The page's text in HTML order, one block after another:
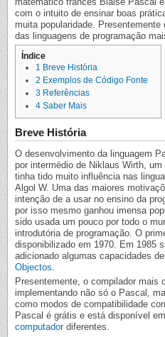
com o intuito de ensinar boas
muita popularidade.
das linguagens de programação
Índice
1 Breve História
2 Exemplos de Código Fonte
3 Referências
4 Saber Mais
Breve História
O desenvolvimento da linguagem
por intermédio de Niklaus Wirth,
tinha tido muito influência nas
Algol W. Uma das maiores
intenção de a usar no ensino da
por isso mesmo ganhou imensa
sido usada um pouco por todo o
introdutória de programação. O
disponibilizado em 1970. Em 1985
adicionado algumas capacidades de
Objectos
Presentemente, o compilador mais
implementando não só o Pascal,
como modos de compatibilidade
Pascal é grátis e está disponível
computadordiferentes.